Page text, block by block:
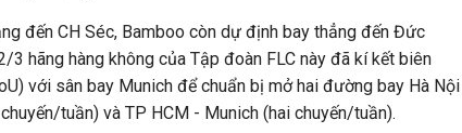
đến CH Séc, Bamboo còn dự định bay thẳng đến Đức
3 hãng hàng không của Tập đoàn FLC này đã kí kết biên
với sân bay Munich để chuẩn bị mở hai đường bay Hà Nội
tuần) và TP HCM - Munich (hai chuyến/tuần).